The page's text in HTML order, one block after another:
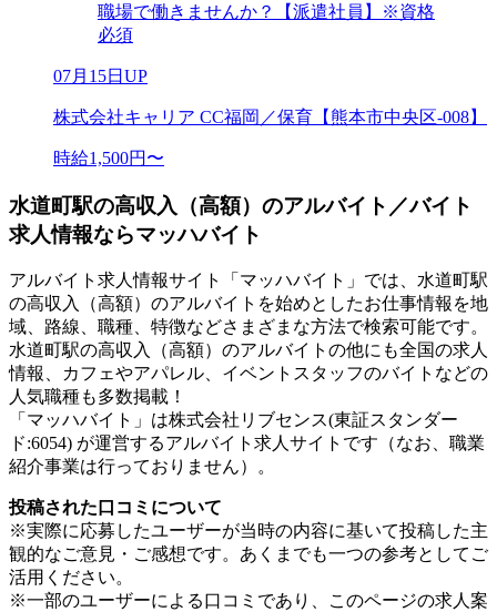
職場で働きませんか？【派遣社員】※資格
必須
07月15日UP
株式会社キャリア CC福岡／保育【熊本市中央区-008】
時給1,500円〜
水道町駅の高収入（高額）のアルバイト／バイト
求人情報ならマッハバイト
アルバイト求人情報サイト「マッハバイト」では、水道町駅
の高収入（高額）のアルバイトを始めとしたお仕事情報を地
域、路線、職種、特徴などさまざまな方法で検索可能です。
水道町駅の高収入（高額）のアルバイトの他にも全国の求人
情報、カフェやアパレル、イベントスタッフのバイトなどの
人気職種も多数掲載！
「マッハバイト」は株式会社リブセンス(東証スタンダー
ド:6054) が運営するアルバイト求人サイトです（なお、職業
紹介事業は行っておりません）。
投稿された口コミについて
※実際に応募したユーザーが当時の内容に基いて投稿した主
観的なご意見・ご感想です。あくまでも一つの参考としてご
活用ください。
※一部のユーザーによる口コミであり、このページの求人案